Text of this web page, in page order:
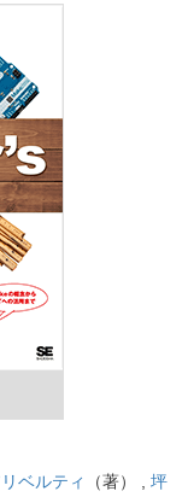
ベルティ （著） , 坪